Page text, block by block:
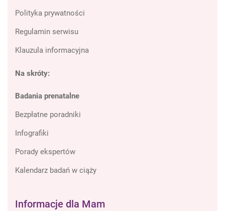
Polityka prywatności
Regulamin serwisu
Klauzula informacyjna
Na skróty:
Badania prenatalne
Bezpłatne poradniki
Infografiki
Porady ekspertów
Kalendarz badań w ciąży
Informacje dla Mam